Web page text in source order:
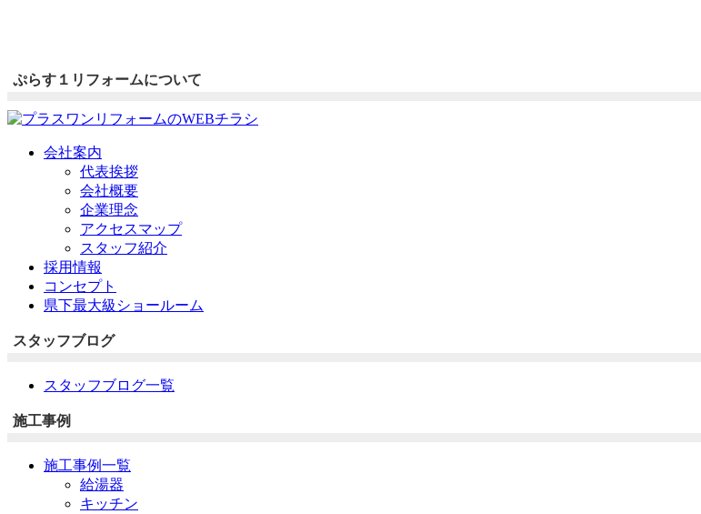
ぷらす１リフォームについて
会社案内
代表挨拶
会社概要
企業理念
アクセスマップ
スタッフ紹介
採用情報
コンセプト
県下最大級ショールーム
スタッフブログ
スタッフブログ一覧
施工事例
施工事例一覧
給湯器
キッチン